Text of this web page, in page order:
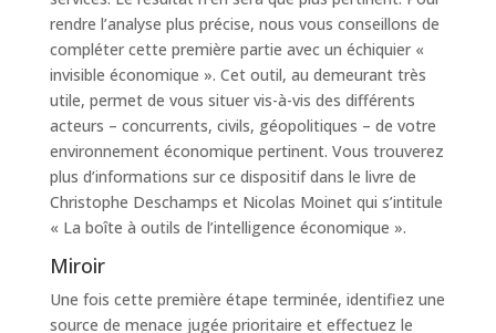
rendre l’analyse plus précise, nous vous conseillons de
compléter cette première partie avec un échiquier «
invisible économique ». Cet outil, au demeurant très
utile, permet de vous situer vis-à-vis des différents
acteurs – concurrents, civils, géopolitiques – de votre
environnement économique pertinent. Vous trouverez
plus d’informations sur ce dispositif dans le livre de
Christophe Deschamps et Nicolas Moinet qui s’intitule
« La boîte à outils de l’intelligence économique ».
Miroir
Une fois cette première étape terminée, identifiez une
source de menace jugée prioritaire et effectuez le